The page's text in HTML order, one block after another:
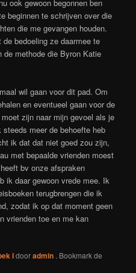
ook gewoon begonnen ben
beginnen te schrijven over die
die me gevangen houden.
bedoeling ze daarmee te
de methode die Byron Katie
wil gaan voor dit pad. Om
en eventueel gaan voor de
zijn naar mijn gevoel als je
meer de behoefte heb
ik dat dat niet goed zou zijn,
met bepaalde vrienden moest
bv onze afspraken
ik daar gewoon vrede mee. Ik
terugbrengen die ik
zodat ik op dat moment geen
vrienden toe en me kan
Idooradmin . Bookmark de